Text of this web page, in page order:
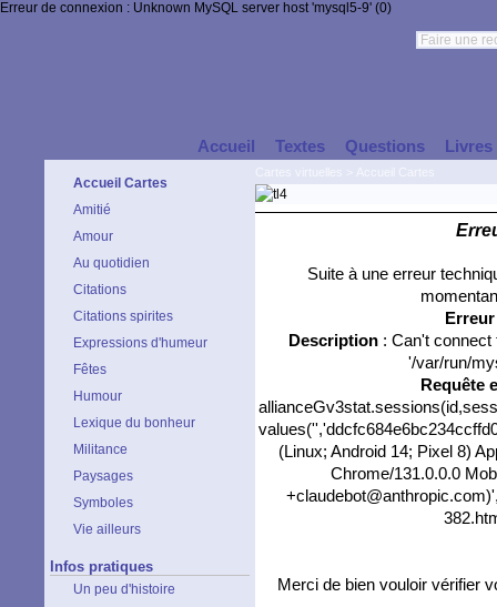
Erreur de connexion : Unknown MySQL server host 'mysql5-9' (0)
Accueil Textes Questions Livres
Accueil Cartes
Amitié
Amour
Au quotidien
Citations
Citations spirites
Expressions d'humeur
Fêtes
Humour
Lexique du bonheur
Militance
Paysages
Symboles
Vie ailleurs
Infos pratiques
Un peu d'histoire
Suite à une erreur
Description: Can't connect
'/var/run/
Requête
(Linux; Android 14; Pixel 8)
Chrome/131.0.0.0
Merci de bien vouloir vérifier